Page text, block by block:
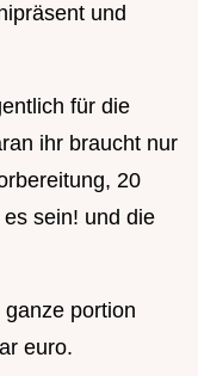
und
für die
ihr braucht nur
20
sein! und die
portion
euro.